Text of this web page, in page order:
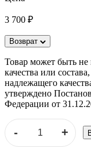
3 700 ₽
Возврат
Товар может быть не
качества или
надлежащего
утверждено
Федерации от
- +